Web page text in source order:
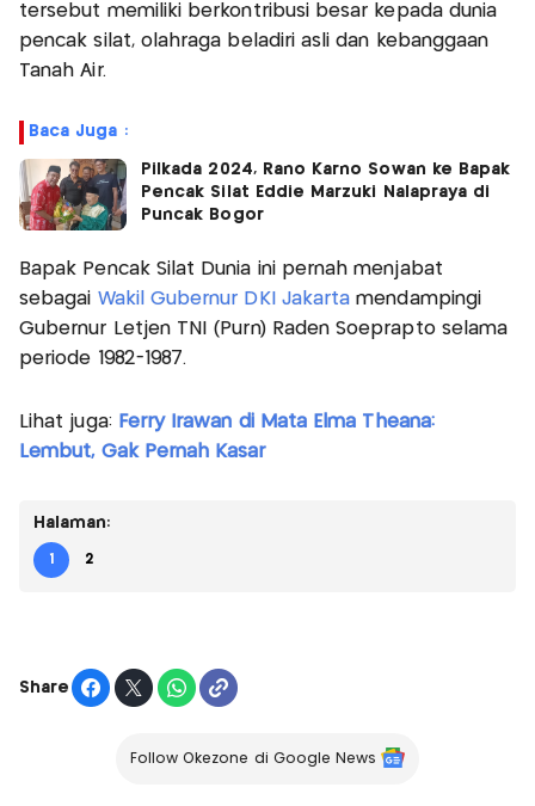
tersebut memiliki berkontribusi besar kepada dunia
pencak silat, olahraga beladiri asli dan kebanggaan
Tanah Air.
Baca Juga :
Pilkada 2024, Rano Karno Sowan ke Bapak
Pencak Silat Eddie Marzuki Nalapraya di
Puncak Bogor
Bapak Pencak Silat Dunia ini pernah menjabat
sebagai Wakil Gubernur DKI Jakarta mendampingi
Gubernur Letjen TNI (Purn) Raden Soeprapto selama
periode 1982-1987.
Lihat juga: Ferry Irawan di Mata Elma Theana:
Lembut, Gak Pernah Kasar
Halaman:
1 2
Share
Follow Okezone di Google News